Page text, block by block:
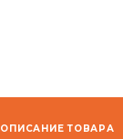
ОПИСАНИЕ ТОВАРА